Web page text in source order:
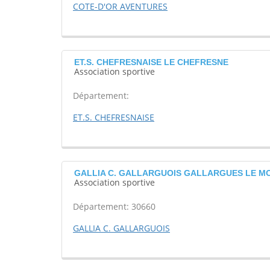
COTE-D'OR AVENTURES
ET.S. CHEFRESNAISE LE CHEFRESNE
Association sportive
Département:
ET.S. CHEFRESNAISE
GALLIA C. GALLARGUOIS GALLARGUES LE
Association sportive
Département: 30660
GALLIA C. GALLARGUOIS